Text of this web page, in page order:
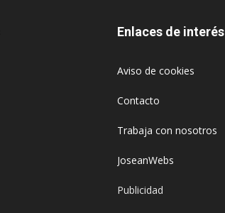
Enlaces de interés
Aviso de cookies
Contacto
Trabaja con nosotros
JoseanWebs
Publicidad